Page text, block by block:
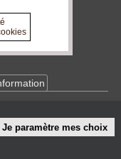
Je paramètre mes choix